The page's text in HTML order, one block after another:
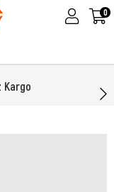
0
Kargo